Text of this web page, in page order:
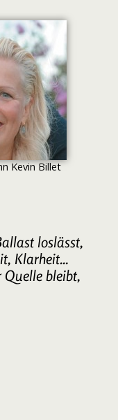
Kevin Billet
loslässt,
Klarheit…
Quelle bleibt,